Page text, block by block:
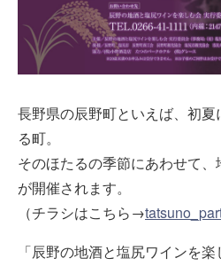
長野県の辰野町といえば、初
る町。
そのほたるの季節にあわせて
が開催されます。
（チラシはこちら→
「辰野の地酒と塩尻ワインを